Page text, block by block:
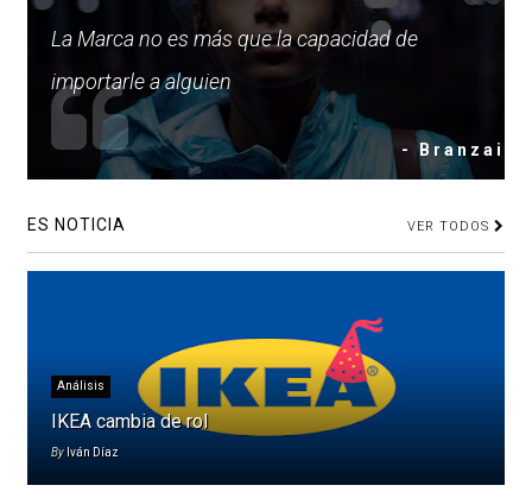
La Marca no es más que la capacidad de
importarle a alguien
- Branzai
ES NOTICIA VER TODOS
Análisis
IKEA cambia de rol
By Iván Díaz